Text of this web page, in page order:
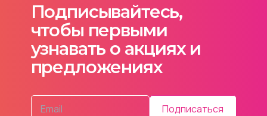
Подписывайтесь,
чтобы первыми
узнавать о акциях и
предложениях
Подписаться